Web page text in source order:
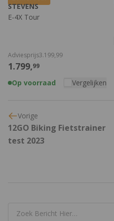
STEVENS
E-4X Tour
1.799,99
Adviesprijs3.199,99
Op voorraad Vergelijken
Vorige
12GO Biking Fietstrainer
test 2023